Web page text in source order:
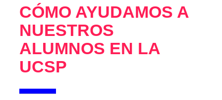
CÓMO AYUDAMOS A
NUESTROS
ALUMNOS EN LA
UCSP